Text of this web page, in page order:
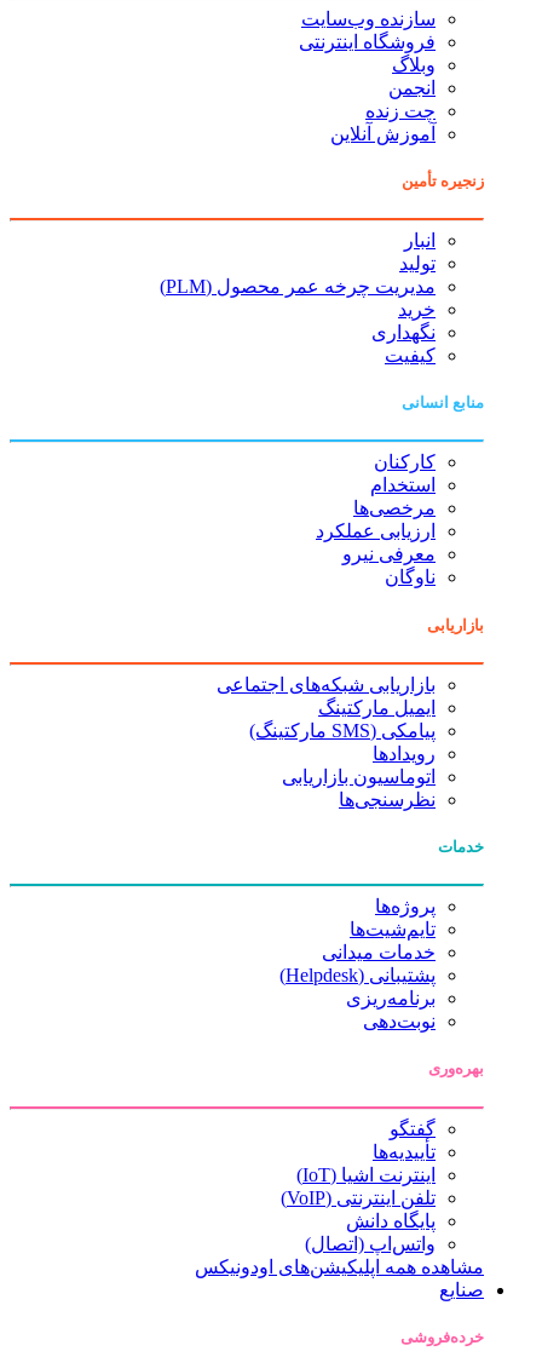
سازنده وب‌سایت
فروشگاه اینترنتی
وبلاگ
انجمن
چت زنده
آموزش آنلاین
زنجیره تأمین
انبار
تولید
مدیریت چرخه عمر محصول (PLM)
خرید
نگهداری
کیفیت
منابع انسانی
کارکنان
استخدام
مرخصی‌ها
ارزیابی عملکرد
معرفی نیرو
ناوگان
بازاریابی
بازاریابی شبکه‌های اجتماعی
ایمیل مارکتینگ
پیامکی (SMS مارکتینگ)
رویدادها
اتوماسیون بازاریابی
نظرسنجی‌ها
خدمات
پروژه‌ها
تایم‌شیت‌ها
خدمات میدانی
پشتیبانی (Helpdesk)
برنامه‌ریزی
نوبت‌دهی
بهره‌وری
گفتگو
تأییدیه‌ها
اینترنت اشیا (IoT)
تلفن اینترنتی (VoIP)
پایگاه دانش
واتس‌اپ (اتصال)
مشاهده همه اپلیکیشن‌های اودونیکس
صنایع
خرده‌فروشی